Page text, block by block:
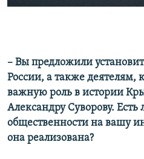
– Вы предложили
России, а также деятелям,
важную роль в истории
Александру Суворову. Есть
общественности на вашу
она реализована?